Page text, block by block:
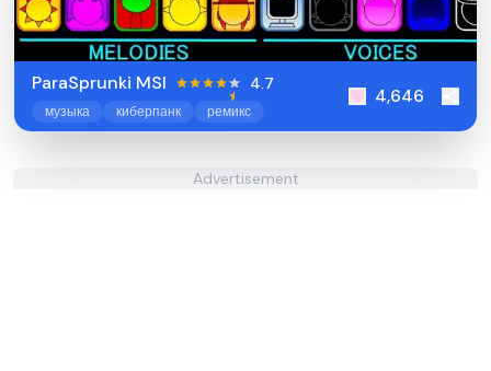
ParaSprunki MSI 4.7
музыка киберпанк ремикс
4,646
Advertisement